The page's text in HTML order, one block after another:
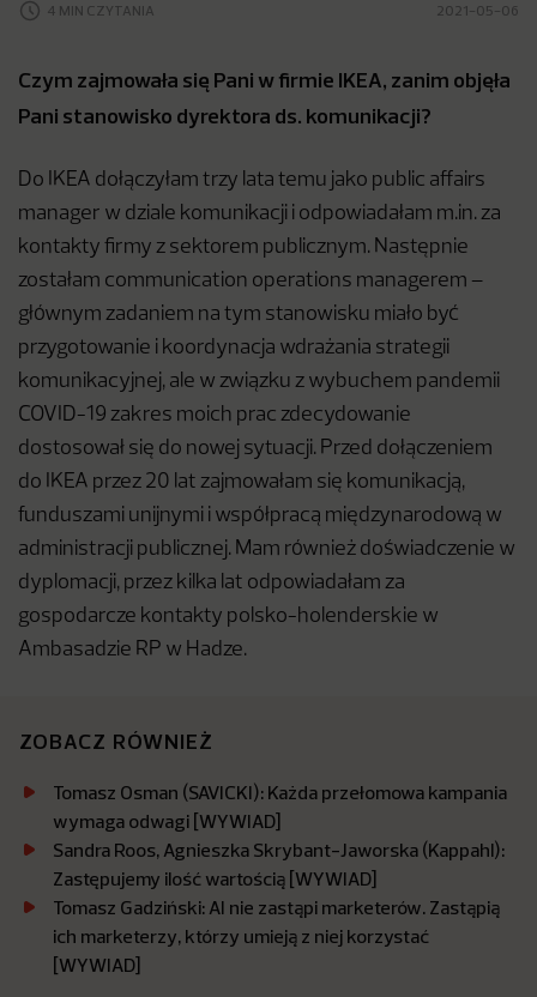
4 MIN CZYTANIA 2021-05-06
Czym zajmowała się Pani w firmie IKEA, zanim objęła
Pani stanowisko dyrektora ds. komunikacji?
Do IKEA dołączyłam trzy lata temu jako public affairs
manager w dziale komunikacji i odpowiadałam m.in. za
kontakty firmy z sektorem publicznym. Następnie
zostałam communication operations managerem –
głównym zadaniem na tym stanowisku miało być
przygotowanie i koordynacja wdrażania strategii
komunikacyjnej, ale w związku z wybuchem pandemii
COVID-19 zakres moich prac zdecydowanie
dostosował się do nowej sytuacji. Przed dołączeniem
do IKEA przez 20 lat zajmowałam się komunikacją,
funduszami unijnymi i współpracą międzynarodową w
administracji publicznej. Mam również doświadczenie w
dyplomacji, przez kilka lat odpowiadałam za
gospodarcze kontakty polsko-holenderskie w
Ambasadzie RP w Hadze.
ZOBACZ RÓWNIEŻ
Tomasz Osman (SAVICKI): Każda przełomowa kampania
wymaga odwagi [WYWIAD]
Sandra Roos, Agnieszka Skrybant-Jaworska (Kappahl):
Zastępujemy ilość wartością [WYWIAD]
Tomasz Gadziński: AI nie zastąpi marketerów. Zastąpią
ich marketerzy, którzy umieją z niej korzystać
[WYWIAD]